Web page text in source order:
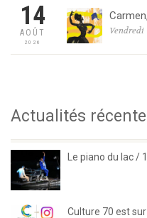
14
AOÛT
2026
Vendredi
Actualités
Le piano du lac /
Culture 70 est